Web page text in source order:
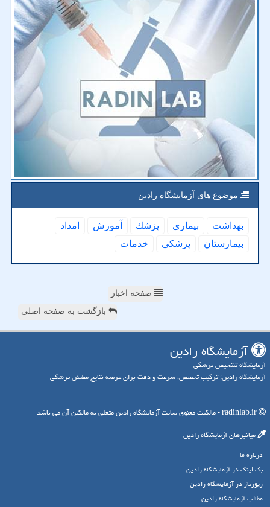
موضوع های آزمایشگاه رادین
بهداشت بیماری پزشك آموزش
امداد
بیمارستان
پزشكی خدمات
صفحه اخبار
بازگشت به صفحه اصلی
آزمایشگاه رادین
آزمایشگاه تشخیص پزشکی
آزمایشگاه رادین؛ ترکیب تخصص، سرعت و دقت برای عرضه نتایج مطمئن پزشکی
میانبرهای آزمایشگاه رادین
درباره ما
بک لینک در آزمایشگاه رادین
رپورتاژ در آزمایشگاه رادین
مطالب آزمایشگاه رادین